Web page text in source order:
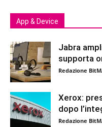
App & Device
Jabra
supporta
Redazione
Xerox:
dopo
Redazione